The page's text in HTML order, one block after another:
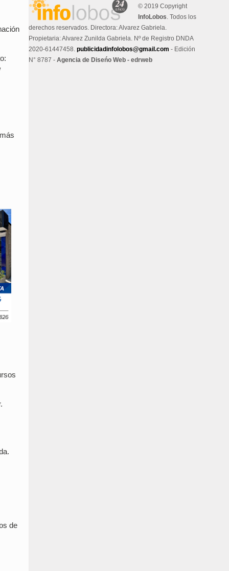
de
© 2019 Copyright
InfoLobos. Todos los
derechos reservados. Directora: Alvarez Gabriela.
Propietaria: Alvarez Zunilda Gabriela. Nº de Registro DNDA
2020-61447458. publicidadinfolobos@gmail.com - Edición
N° 8787 - Agencia de Diseńo Web - edrweb